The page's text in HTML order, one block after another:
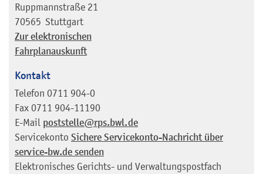
Ruppmannstraße 21
70565 Stuttgart
Zur elektronischen
Fahrplanauskunft
Kontakt
Telefon 0711 904-0
Fax 0711 904-11190
E-Mail poststelle@rps.bwl.de
Servicekonto Sichere Servicekonto-Nachricht über
service-bw.de senden
Elektronisches Gerichts- und Verwaltungspostfach